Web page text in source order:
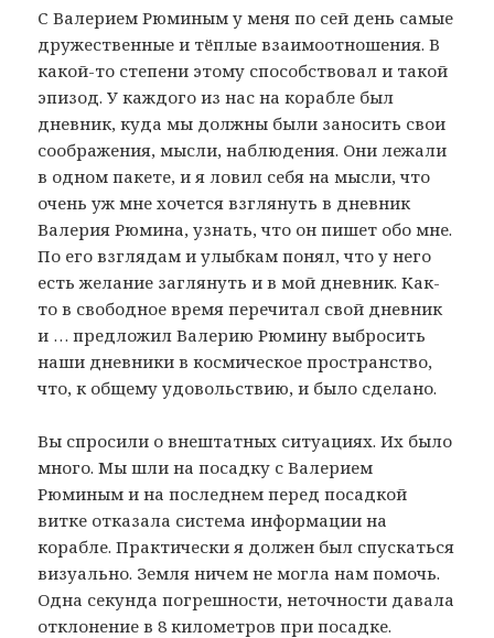
С Валерием Рюминым у меня по сей день самые
дружественные и тёплые взаимоотношения. В
какой-то степени этому способствовал и такой
эпизод. У каждого из нас на корабле был
дневник, куда мы должны были заносить свои
соображения, мысли, наблюдения. Они лежали
в одном пакете, и я ловил себя на мысли, что
очень уж мне хочется взглянуть в дневник
Валерия Рюмина, узнать, что он пишет обо мне.
По его взглядам и улыбкам понял, что у него
есть желание заглянуть и в мой дневник. Как-
то в свободное время перечитал свой дневник
и … предложил Валерию Рюмину выбросить
наши дневники в космическое пространство,
что, к общему удовольствию, и было сделано.
Вы спросили о внештатных ситуациях. Их было
много. Мы шли на посадку с Валерием
Рюминым и на последнем перед посадкой
витке отказала система информации на
корабле. Практически я должен был спускаться
визуально. Земля ничем не могла нам помочь.
Одна секунда погрешности, неточности давала
отклонение в 8 километров при посадке.